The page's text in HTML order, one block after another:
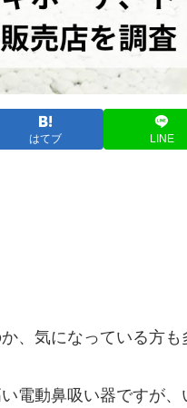
はてブ LINE
、気になっている方も
電動鼻吸い器ですが